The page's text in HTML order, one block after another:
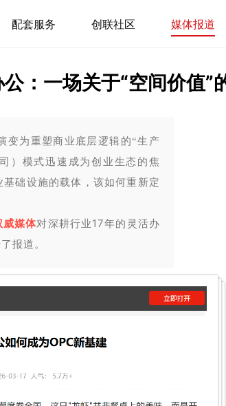
配套服务 创联社区 媒体报道
：一场关于“空间价值”
变为重塑商业底层逻辑的“生产
）模式迅速成为创业生态的焦
础设施的载体，该如何重新定
威媒体对深耕行业17年的灵活办
报道。